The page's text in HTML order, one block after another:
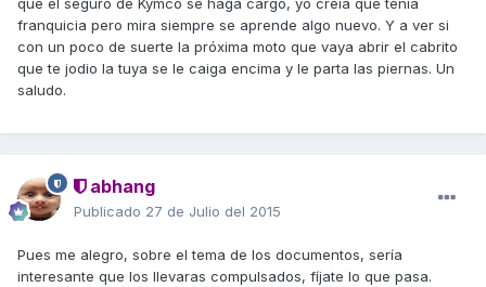
que el seguro de Kymco se haga cargo, yo creía que tenia
franquicia pero mira siempre se aprende algo nuevo. Y a ver si
con un poco de suerte la próxima moto que vaya abrir el cabrito
que te jodio la tuya se le caiga encima y le parta las piernas. Un
saludo.
abhang
Publicado 27 de Julio del 2015
Pues me alegro, sobre el tema de los documentos, sería
interesante que los llevaras compulsados, fíjate lo que pasa.